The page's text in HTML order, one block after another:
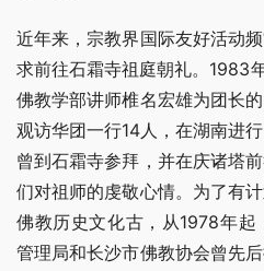
近年来，宗教界国际友好活动
求前往石霜寺祖庭朝礼。1983
佛教学部讲师椎名宏雄为团长
观访华团一行14人，在湖南进
曾到石霜寺参拜，并在庆诸塔
们对祖师的虔敬心情。为了有
佛教历史文化古，从1978年
管理局和长沙市佛教协会曾先